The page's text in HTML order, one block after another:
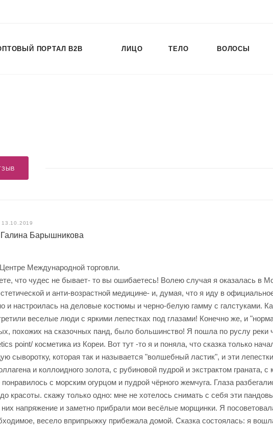
ПОРТАЛ B2B ЛИЦО ТЕЛО ВОЛОСЫ
13.10.2019
Галина Барышникова
Международной торговли.
что чудес не бывает- то вы ошибаетесь! Волею случая я оказалась в
и анти-возрастной медицине- и, думая, что я иду в
и настроилась на деловые костюмы и черно-белую гамму с галстуками.
веселые люди с яркими лепестках под глазами! Конечно же, и
похожих на сказочных панд, было большинство! Я пошла по руслу реки
point/ косметика из Кореи. Вот тут -то я и поняла, что сказка только
сыворотку, которая так и называется "волшебный ластик", и эти
и коллоидного золота, с рубиновой пудрой и экстрактом граната,
с морским огурцом и пудрой чёрного жемчуга. Глаза
красоты. скажу только одно: мне не хотелось снимать с себя эти
них напряжение и заметно прибрали мои весёлые морщинки. Я
весело вприпрыжку прибежала домой. Сказка состоялась: я